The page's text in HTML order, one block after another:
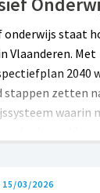
onderwijs staat
Vlaanderen. Met
2040
stappen zetten
waarin
15/03/2026